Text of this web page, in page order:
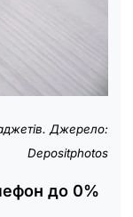
Джерело:
Depositphotos
до 0%